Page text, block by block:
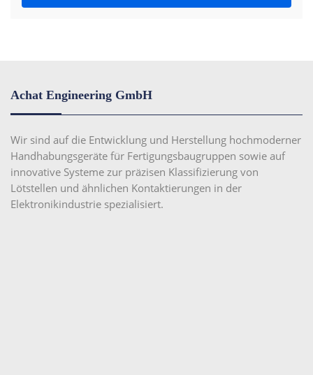
Achat Engineering GmbH
Wir sind auf die Entwicklung und Herstellung hochmoderner
Handhabungsgeräte für Fertigungsbaugruppen sowie auf
innovative Systeme zur präzisen Klassifizierung von
Lötstellen und ähnlichen Kontaktierungen in der
Elektronikindustrie spezialisiert.